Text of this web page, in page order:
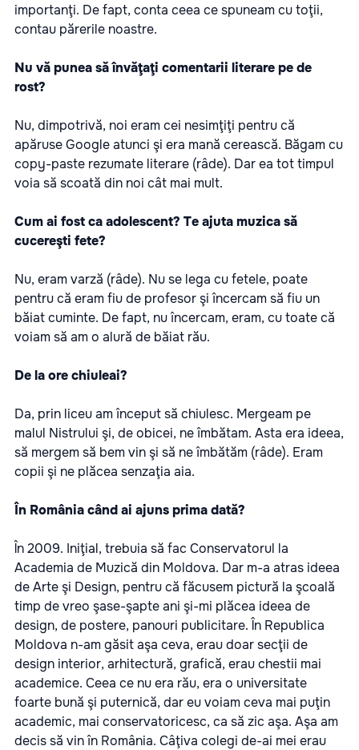
importanţi. De fapt, conta ceea ce spuneam cu toţii,
contau părerile noastre.
Nu vă punea să învăţaţi comentarii literare pe de
rost?
Nu, dimpotrivă, noi eram cei nesimţiţi pentru că
apăruse Google atunci şi era mană cerească. Băgam cu
copy-paste rezumate literare (râde). Dar ea tot timpul
voia să scoată din noi cât mai mult.
Cum ai fost ca adolescent? Te ajuta muzica să
cucereşti fete?
Nu, eram varză (râde). Nu se lega cu fetele, poate
pentru că eram fiu de profesor şi încercam să fiu un
băiat cuminte. De fapt, nu încercam, eram, cu toate că
voiam să am o alură de băiat rău.
De la ore chiuleai?
Da, prin liceu am început să chiulesc. Mergeam pe
malul Nistrului şi, de obicei, ne îmbătam. Asta era ideea,
să mergem să bem vin şi să ne îmbătăm (râde). Eram
copii şi ne plăcea senzaţia aia.
În România când ai ajuns prima dată?
În 2009. Iniţial, trebuia să fac Conservatorul la
Academia de Muzică din Moldova. Dar m-a atras ideea
de Arte şi Design, pentru că făcusem pictură la şcoală
timp de vreo şase-şapte ani şi-mi plăcea ideea de
design, de postere, panouri publicitare. În Republica
Moldova n-am găsit aşa ceva, erau doar secţii de
design interior, arhitectură, grafică, erau chestii mai
academice. Ceea ce nu era rău, era o universitate
foarte bună şi puternică, dar eu voiam ceva mai puţin
academic, mai conservatoricesc, ca să zic aşa. Aşa am
decis să vin în România. Câţiva colegi de-ai mei erau